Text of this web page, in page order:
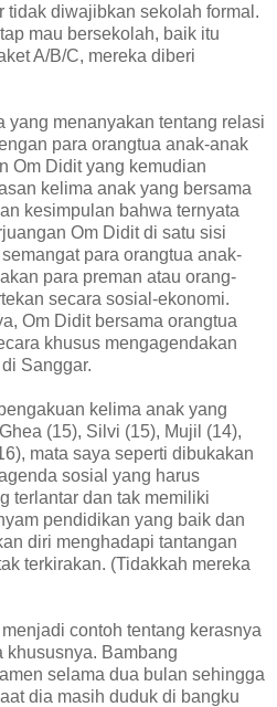
tidak diwajibkan sekolah formal.
mau bersekolah, baik itu
A/B/C, mereka diberi
yang menanyakan tentang relasi
para orangtua anak-anak
Om Didit yang kemudian
kelima anak yang bersama
kesimpulan bahwa ternyata
Om Didit di satu sisi
para orangtua anak-
para preman atau orang-
secara sosial-ekonomi.
Om Didit bersama orangtua
khusus mengagendakan
Sanggar.
kelima anak yang
(15), Silvi (15), Mujil (14),
mata saya seperti dibukakan
sosial yang harus
terlantar dan tak memiliki
pendidikan yang baik dan
diri menghadapi tantangan
terkirakan. (Tidakkah mereka
contoh tentang kerasnya
khususnya. Bambang
selama dua bulan sehingga
dia masih duduk di bangku